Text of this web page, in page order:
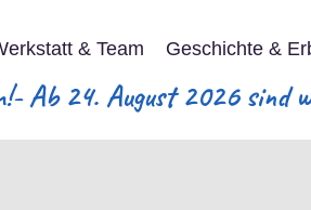
& Team Geschichte &
Ab 24. August 2026 sind